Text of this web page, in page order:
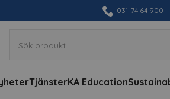
031-74 64 900
TjänsterKA Education